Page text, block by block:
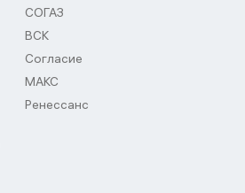
СОГАЗ
ВСК
Согласие
МАКС
Ренессанс